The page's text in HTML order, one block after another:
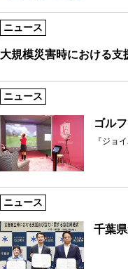
ニュース
大規模災害時における
ニュース
ゴル
『ジョ
ニュース
千葉